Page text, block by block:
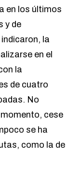
en los últimos
y de
la
en el
la
de cuatro
No
cese
se ha
como la de